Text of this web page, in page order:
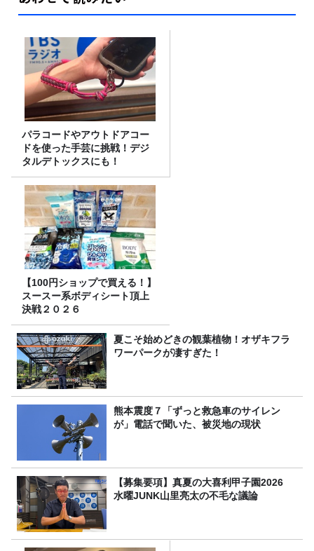
パラコードやアウトドアコー
ドを使った手芸に挑戦！デジ
タルデトックスにも！
【100円ショップで買える！】
スースー系ボディシート頂上
決戦２０２６
夏こそ始めどきの観葉植物！オザキフラ
ワーパークが凄すぎた！
熊本震度７「ずっと救急車のサイレン
が」電話で聞いた、被災地の現状
【募集要項】真夏の大喜利甲子園2026
水曜JUNK山里亮太の不毛な議論